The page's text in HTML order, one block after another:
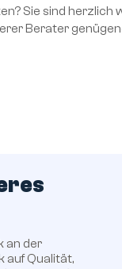
Sie sind herzlich
Berater
an der
auf Qualität,